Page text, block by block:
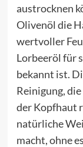
austrocknen
Olivenöl die
wertvoller
Lorbeeröl für
bekannt ist.
Reinigung,
der Kopfhaut
natürliche
macht, ohne